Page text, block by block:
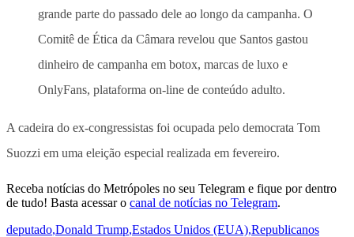
grande parte do passado dele ao longo da campanha. O
Comitê de Ética da Câmara revelou que Santos gastou
dinheiro de campanha em botox, marcas de luxo e
OnlyFans, plataforma on-line de conteúdo adulto.
A cadeira do ex-congressistas foi ocupada pelo democrata Tom
Suozzi em uma eleição especial realizada em fevereiro.
Receba notícias do Metrópoles no seu Telegram e fique por dentro
de tudo! Basta acessar o canal de notícias no Telegram.
deputado,Donald Trump,Estados Unidos (EUA),Republicanos